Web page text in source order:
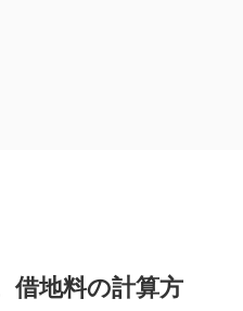
借地料の計算方